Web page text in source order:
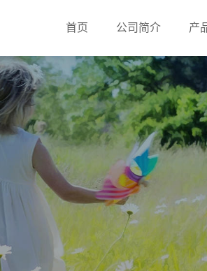
首页 公司简介 产